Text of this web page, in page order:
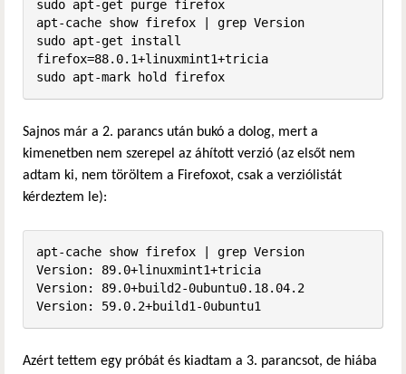
sudo apt-get purge firefox
apt-cache show firefox | grep Version
sudo apt-get install
firefox=88.0.1+linuxmint1+tricia
sudo apt-mark hold firefox
Sajnos már a 2. parancs után bukó a dolog, mert a
kimenetben nem szerepel az áhított verzió (az elsőt nem
adtam ki, nem töröltem a Firefoxot, csak a verziólistát
kérdeztem le):
apt-cache show firefox | grep Version
Version: 89.0+linuxmint1+tricia
Version: 89.0+build2-0ubuntu0.18.04.2
Version: 59.0.2+build1-0ubuntu1
Azért tettem egy próbát és kiadtam a 3. parancsot, de hiába